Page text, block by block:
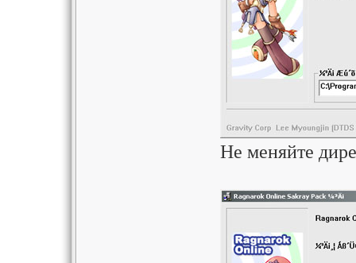
Не меняйте